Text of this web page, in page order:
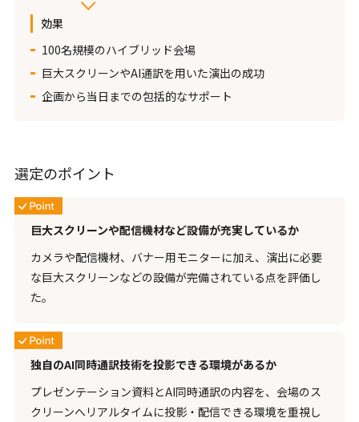
効果
100名規模のハイブリッド会場
巨大スクリーンやAI通訳を用いた演出の成功
企画から当日までの包括的なサポート
選定のポイント
巨大スクリーンや配信機材など設備が充実しているか
カメラや配信機材、バナー用モニターに加え、演出に必要
な巨大スクリーンなどの設備が完備されている点を評価し
た。
独自のAI同時通訳技術を投影できる環境があるか
プレゼンテーション資料とAI同時通訳の内容を、会場のス
クリーンへリアルタイムに投影・配信できる環境を重視し